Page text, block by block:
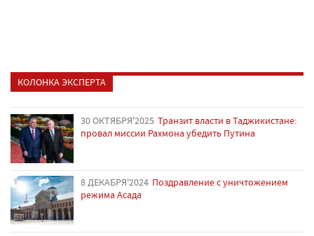
КОЛОНКА ЭКСПЕРТА
30 ОКТЯБРЯ'2025 Транзит власти в Таджикистане:
провал миссии Рахмона убедить Путина
8 ДЕКАБРЯ'2024 Поздравление с уничтожением
режима Асада